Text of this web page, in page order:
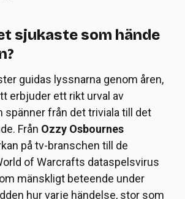
sjukaste som hände
guidas lyssnarna genom åren,
erbjuder ett rikt urval av
spänner från det triviala till det
Från Ozzy Osbournes
på tv-branschen till de
of Warcrafts dataspelsvirus
mänskligt beteende under
hur varje händelse, stor som